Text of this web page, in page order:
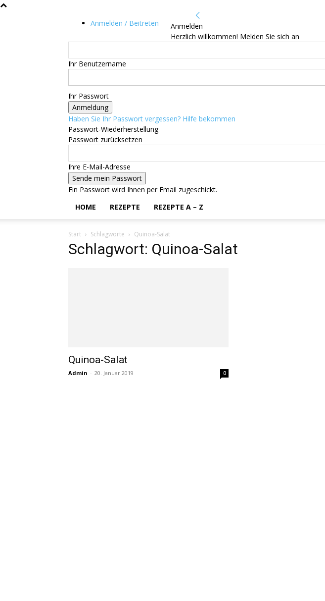
Anmelden / Beitreten
Anmelden
Herzlich willkommen! Melden Sie sich an
Ihr Benutzername
Ihr Passwort
Haben Sie Ihr Passwort vergessen? Hilfe bekommen
Passwort-Wiederherstellung
Passwort zurücksetzen
Ihre E-Mail-Adresse
Ein Passwort wird Ihnen per Email zugeschickt.
HOME
REZEPTE REZEPTE A – Z
Start Schlagworte Quinoa-Salat
Schlagwort: Quinoa-Salat
Quinoa-Salat
Admin - 20. Januar 2019 0